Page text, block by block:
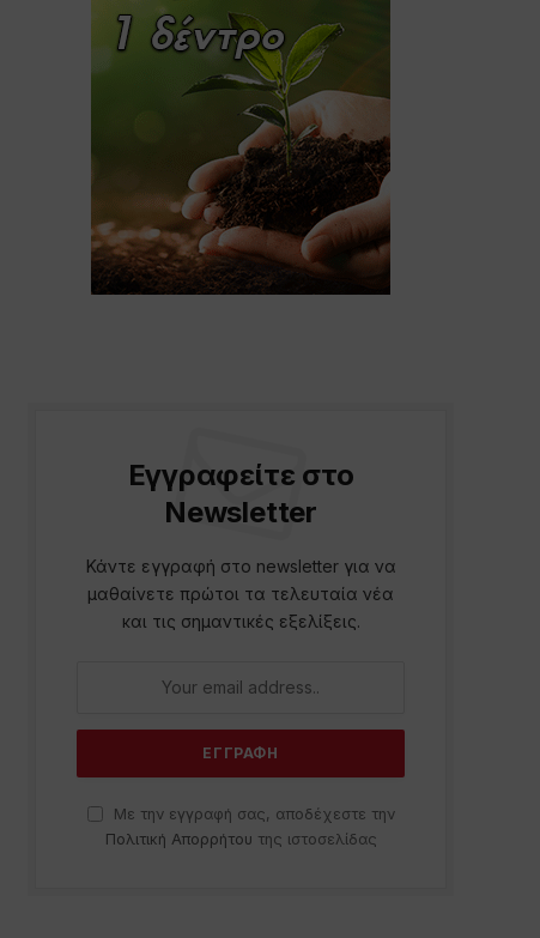
Εγγραφείτε στο
Newsletter
Κάντε εγγραφή στο newsletter για να
μαθαίνετε πρώτοι τα τελευταία νέα
και τις σημαντικές εξελίξεις.
Με την εγγραφή σας, αποδέχεστε την
Πολιτική Απορρήτου της ιστοσελίδας